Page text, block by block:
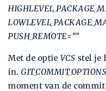
PUSH_REMOTE=””
Met de optie VCS stel je
in. GIT_COMMIT_OPTIONS
moment van de